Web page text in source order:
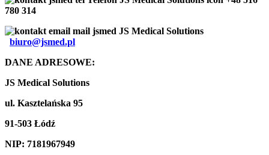
780 314
biuro@jsmed.pl
DANE ADRESOWE:
JS Medical Solutions
ul. Kasztelańska 95
91-503 Łódź
NIP: 7181967949